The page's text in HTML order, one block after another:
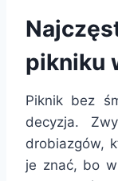
pikniku
Piknik bez
decyzja.
drobiazgów,
je znać, bo